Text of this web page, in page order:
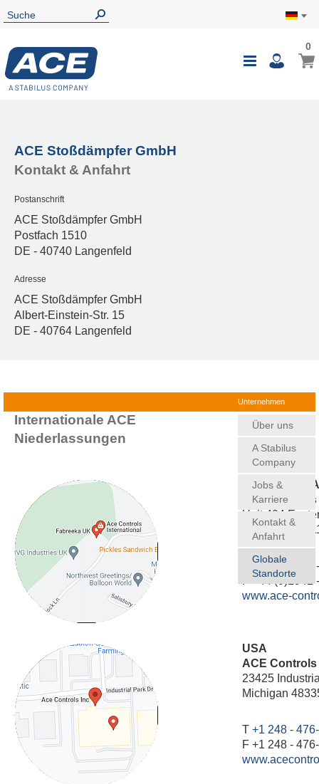
0
ACE Stoßdämpfer GmbH
Kontakt & Anfahrt
Postanschrift
ACE Stoßdämpfer GmbH
Postfach 1510
DE - 40740 Langenfeld
Adresse
ACE Stoßdämpfer GmbH
Albert-Einstein-Str. 15
DE - 40764 Langenfeld
Internationale ACE
Niederlassungen
GREAT
ACE
Unit 404
Haydock,
T +44 (0)1942
F +44 (0)1942
www.ace-
USA
ACE
23425
Michigan
T +1 248 -
F +1 248 -
Unternehmen
Über uns
A Stabilus
Company
Jobs &
Karriere
Kontakt &
Anfahrt
Globale
Standorte